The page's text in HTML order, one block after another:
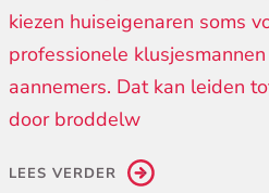
kiezen huiseigenaren soms
professionele
aannemers. Dat kan leiden
door broddelw
LEES VERDER